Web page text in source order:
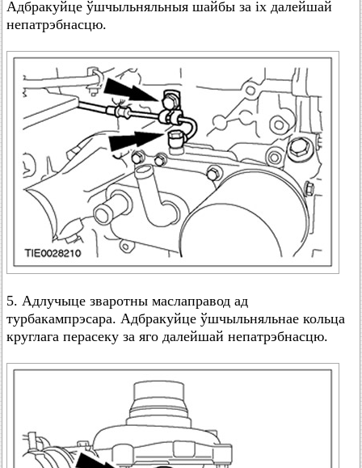
Адбракуйце ўшчыльняльныя шайбы за іх далейшай
непатрэбнасцю.
5. Адлучыце зваротны маслаправод ад
турбакампрэсара. Адбракуйце ўшчыльняльнае кольца
круглага перасеку за яго далейшай непатрэбнасцю.